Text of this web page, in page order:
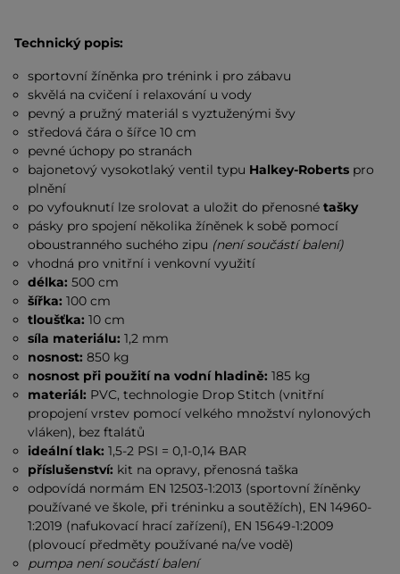
Technický popis:
sportovní žíněnka pro trénink i pro zábavu
skvělá na cvičení i relaxování u vody
pevný a pružný materiál s vyztuženými švy
středová čára o šířce 10 cm
pevné úchopy po stranách
bajonetový vysokotlaký ventil typu Halkey-Roberts pro
plnění
po vyfouknutí lze srolovat a uložit do přenosnétašky
pásky pro spojení několika žíněnek k sobě pomocí
oboustranného suchého zipu (není součástí balení)
vhodná pro vnitřní i venkovní využití
délka: 500 cm
šířka: 100 cm
tloušťka:10 cm
síla materiálu:1,2 mm
nosnost: 850 kg
nosnost při použití na vodní hladině:185 kg
materiál: PVC, technologie Drop Stitch (vnitřní
propojení vrstev pomocí velkého množství nylonových
vláken), bez ftalátů
ideální tlak: 1,5-2 PSI = 0,1-0,14 BAR
příslušenství: kit na opravy, přenosná taška
odpovídá normám EN 12503-1:2013 (sportovní žíněnky
používané ve škole, při tréninku a soutěžích), EN 14960-
1:2019 (nafukovací hrací zařízení), EN 15649-1:2009
(plovoucí předměty používané na/ve vodě)
pumpa není součástí balení